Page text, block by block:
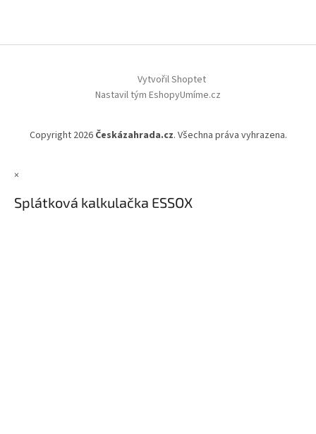
Vytvořil Shoptet
Nastavil tým EshopyUmíme.cz
Copyright 2026 Českázahrada.cz. Všechna práva vyhrazena.
×
Splátková kalkulačka ESSOX